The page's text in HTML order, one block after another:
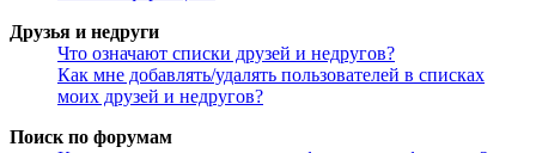
Друзья и недруги
Что означают списки друзей и недругов?
Как мне добавлять/удалять пользователей в списках
моих друзей и недругов?
Поиск по форумам